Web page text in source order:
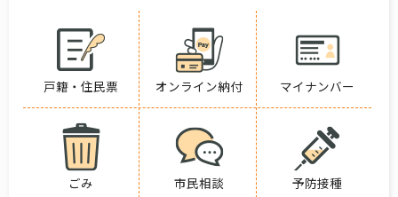
戸籍・住民票 オンライン納付 マイナンバー
ごみ 市民相談 予防接種